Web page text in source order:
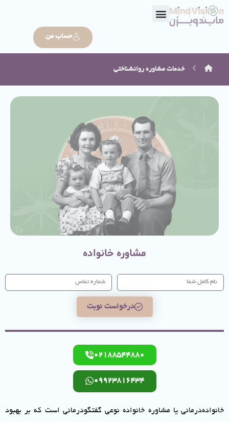
حساب من
خدمات مشاوره روانشناختی
مشاوره خانواده
درخواست نوبت
02188544880
09923816434
خانواد‌ه‌درمانی یا مشاوره خانواده نوعی گفتگو‌درمانی است که بر بهبود